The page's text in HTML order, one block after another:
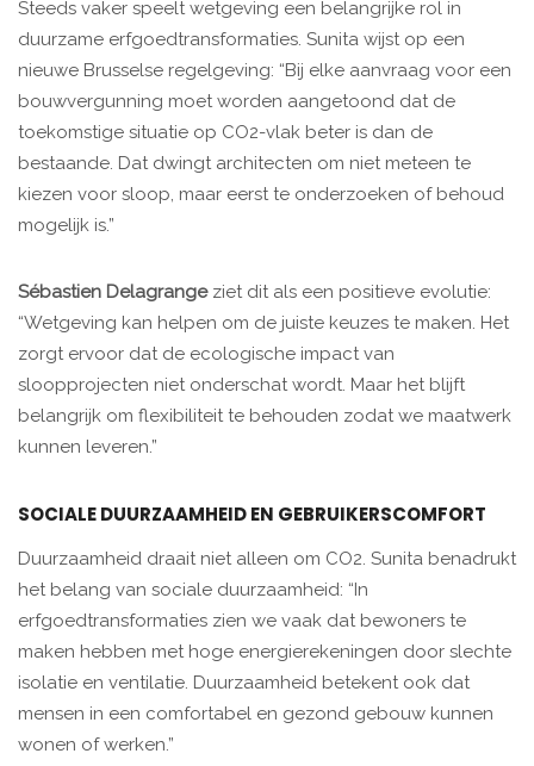
Steeds vaker speelt wetgeving een belangrijke rol in
duurzame erfgoedtransformaties. Sunita wijst op een
nieuwe Brusselse regelgeving: “Bij elke aanvraag voor een
bouwvergunning moet worden aangetoond dat de
toekomstige situatie op CO2-vlak beter is dan de
bestaande. Dat dwingt architecten om niet meteen te
kiezen voor sloop, maar eerst te onderzoeken of behoud
mogelijk is.”
Sébastien Delagrangeziet dit als een positieve evolutie:
“Wetgeving kan helpen om de juiste keuzes te maken. Het
zorgt ervoor dat de ecologische impact van
sloopprojecten niet onderschat wordt. Maar het blijft
belangrijk om flexibiliteit te behouden zodat we maatwerk
kunnen leveren.”
SOCIALE DUURZAAMHEID EN GEBRUIKERSCOMFORT
Duurzaamheid draait niet alleen om CO2. Sunita benadrukt
het belang van sociale duurzaamheid: “In
erfgoedtransformaties zien we vaak dat bewoners te
maken hebben met hoge energierekeningen door slechte
isolatie en ventilatie. Duurzaamheid betekent ook dat
mensen in een comfortabel en gezond gebouw kunnen
wonen of werken.”